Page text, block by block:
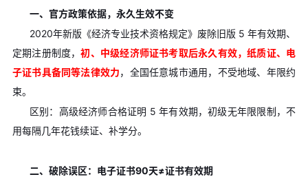
一、官方政策依据，永久生效不变
2020年新版《经济专业技术资格规定》废除旧版 5 年有效期、
定期注册制度，初、中级经济师证书考取后永久有效，纸质证、电
子证书具备同等法律效力，全国任意城市通用，不受地域、年限约
束。
区别：高级经济师合格证明 5 年有效期，初级无年限限制，不
用每隔几年花钱续证、补学分。
二、破除误区：电子证书90天≠证书有效期